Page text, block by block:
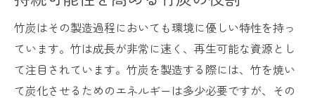
竹炭はその製造過程においても環境に優しい特性を持っ
ています。竹は成長が非常に速く、再生可能な資源とし
て注目されています。竹炭を製造する際には、竹を焼い
て炭化させるためのエネルギーは多少必要ですが、その